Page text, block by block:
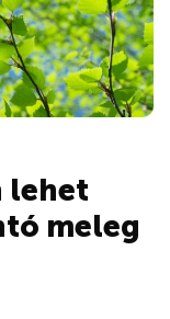
lehet
meleg